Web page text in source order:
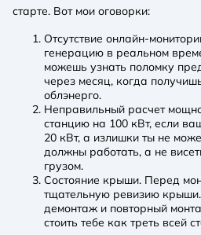
старте. Вот мои оговорки:
Отсутствие онлайн-
генерацию в реальном
можешь узнать поломку
через месяц, когда
облэнерго.
Неправильный расчет
станцию ​​на 100 кВт, если
20 кВт, а излишки ты не
должны работать, а не
грузом.
Состояние крыши. Перед
тщательную ревизию крыши.
демонтаж и повторный
стоить тебе как треть всей